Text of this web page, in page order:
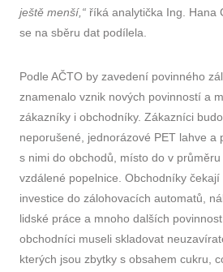
ještě menší,“ říká analytička Ing. Hana
se na sběru dat podílela.
Podle AČTO by zavedení povinného
znamenalo vznik nových povinností a
zákazníky i obchodníky. Zákazníci
neporušené, jednorázové PET lahve a
s nimi do obchodů, místo do v
vzdálené popelnice. Obchodníky čekají
investice do zálohovacích automatů,
lidské práce a mnoho dalších
obchodníci museli skladovat
kterých jsou zbytky s obsahem cukru,